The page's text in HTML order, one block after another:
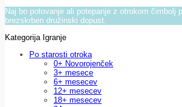
Naj bo potovanje ali potepanje z otrokom čimbolj
brezskrben družinski dopust.
Kategorija Igranje
Po starosti otroka
0+ Novorojenček
3+ mesece
6+ mesecev
12+ mesecev
18+ mesecev